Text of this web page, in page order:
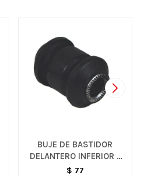
BUJE DE BASTIDOR
DELANTERO INFERIOR -
AVEO
$ 77